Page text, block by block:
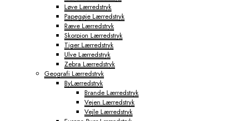
Løve Lærredstryk
Papegøje Lærredstryk
Ræve Lærredstryk
Skorpion Lærredstryk
Tiger Lærredstryk
Ulve Lærredstryk
Zebra Lærredstryk
Geografi Lærredstryk
ByLærredstryk
Brande Lærredstryk
Vejen Lærredstryk
Vejle Lærredstryk